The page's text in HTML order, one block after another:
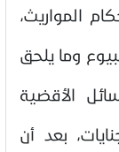
المواريث،
وما يلحق
الأقضية
بعد أن